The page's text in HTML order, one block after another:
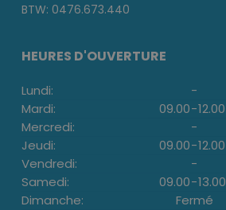
BTW: 0476.673.440
HEURES D'OUVERTURE
Lundi: -
Mardi:
09.00-12.00
Mercredi:
-
Jeudi:
09.00-12.00
Vendredi:
-
Samedi:
09.00-13.00
Dimanche:
Fermé